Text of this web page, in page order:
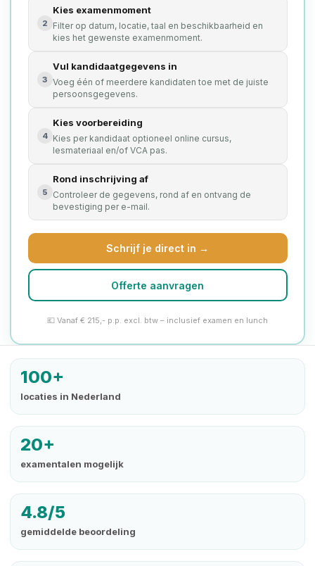
2
Kies examenmoment
Filter op datum, locatie, taal en beschikbaarheid en
kies het gewenste examenmoment.
3
Vul kandidaatgegevens in
Voeg één of meerdere kandidaten toe met de juiste
persoonsgegevens.
4
Kies voorbereiding
Kies per kandidaat optioneel online cursus,
lesmateriaal en/of VCA pas.
5
Rond inschrijving af
Controleer de gegevens, rond af en ontvang de
bevestiging per e-mail.
Schrijf je direct in →
Offerte aanvragen
💶 Vanaf € 215,- p.p. excl. btw – inclusief examen en lunch
100+
locaties in Nederland
20+
examentalen mogelijk
4.8/5
gemiddelde beoordeling